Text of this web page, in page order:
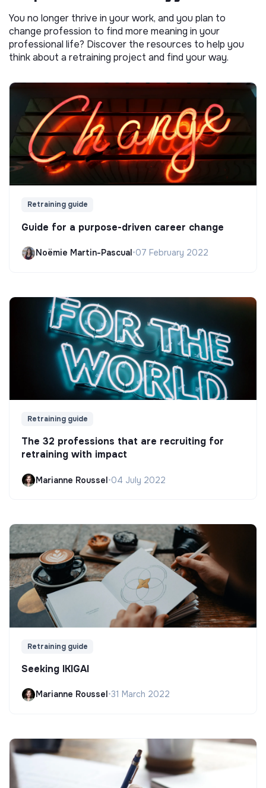
You no longer thrive in your work, and you plan to
change profession to find more meaning in your
professional life? Discover the resources to help you
think about a retraining project and find your way.
Retraining guide
Guide for a purpose-driven career change
Noëmie Martin-Pascual•07 February 2022
Retraining guide
The 32 professions that are recruiting for
retraining with impact
Marianne Roussel•04 July 2022
Retraining guide
Seeking IKIGAI
Marianne Roussel •31 March 2022